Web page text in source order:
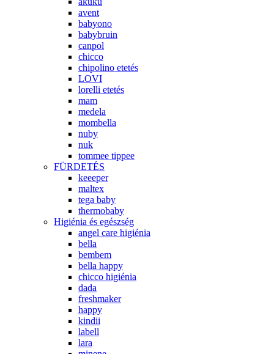
avent
babyono
babybruin
canpol
chicco
chipolino etetés
LOVI
lorelli etetés
mam
medela
mombella
nuby
nuk
tommee tippee
FÜRDETÉS
keeeper
maltex
tega baby
thermobaby
Higiénia és egészség
angel care higiénia
bella
bembem
bella happy
chicco higiénia
dada
freshmaker
happy
kindii
labell
lara